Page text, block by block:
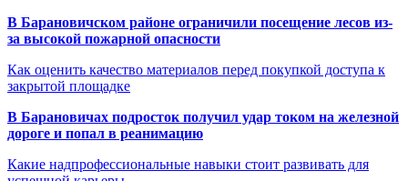
В Барановичском районе ограничили посещение лесов из-
за высокой пожарной опасности
Как оценить качество материалов перед покупкой доступа к
закрытой площадке
В Барановичах подросток получил удар током на железной
дороге и попал в реанимацию
Какие надпрофессиональные навыки стоит развивать для